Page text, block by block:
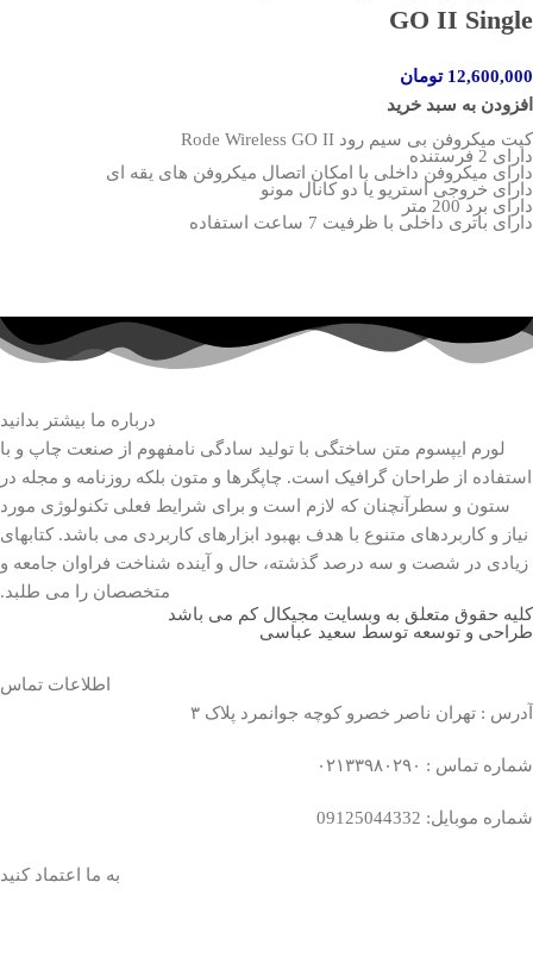
GO II Single
12,600,000 تومان
افزودن به سبد خرید
کیت میکروفن بی سیم رود Rode Wireless GO II
دارای 2 فرستنده
دارای میکروفن داخلی با امکان اتصال میکروفن های یقه ای
دارای خروجی استریو یا دو کانال مونو
دارای برد 200 متر
دارای باتری داخلی با ظرفیت 7 ساعت استفاده
درباره ما بیشتر بدانید
لورم ایپسوم متن ساختگی با تولید سادگی نامفهوم از صنعت چاپ و با
استفاده از طراحان گرافیک است. چاپگرها و متون بلکه روزنامه و مجله در
ستون و سطرآنچنان که لازم است و برای شرایط فعلی تکنولوژی مورد
نیاز و کاربردهای متنوع با هدف بهبود ابزارهای کاربردی می باشد. کتابهای
زیادی در شصت و سه درصد گذشته، حال و آینده شناخت فراوان جامعه و
متخصصان را می طلبد.
کلیه حقوق متعلق به وبسایت مجیکال کم می باشد
طراحی و توسعه توسط سعید عباسی
اطلاعات تماس
آدرس : تهران ناصر خصرو کوچه جوانمرد پلاک ۳
شماره تماس : ۰۲۱۳۳۹۸۰۲۹۰
شماره موبایل: 09125044332
به ما اعتماد کنید